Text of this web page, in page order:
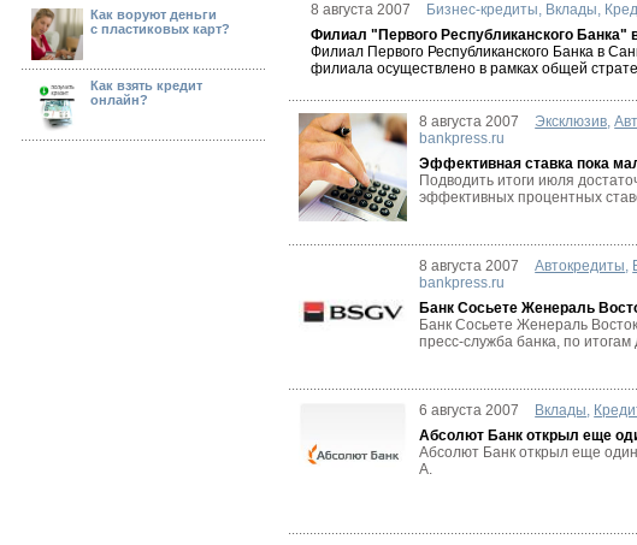
Как воруют деньги
с пластиковых карт?
Как взять кредит
онлайн?
8 августа 2007 Бизнес-кредиты, Вклады,
Филиал "Первого Республиканского Банка"
Филиал Первого Республиканского Банка в
филиала осуществлено в рамках общей
8 августа 2007 Эксклюзив,
bankpress.ru
Эффективная ставка пока
Подводить итоги июля
эффективных процентных
8 августа 2007 Автокредиты,
bankpress.ru
Банк Сосьете Женераль
Банк Сосьете Женераль
пресс-служба банка, по
6 августа 2007 Вклады,
Абсолют Банк открыл еще
Абсолют Банк открыл еще
А.